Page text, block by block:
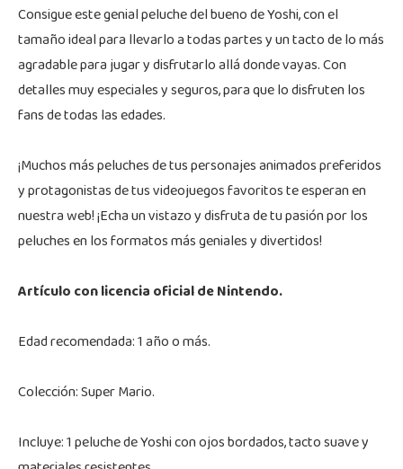
Consigue este genial peluche del bueno de Yoshi, con el
tamaño ideal para llevarlo a todas partes y un tacto de lo más
agradable para jugar y disfrutarlo allá donde vayas. Con
detalles muy especiales y seguros, para que lo disfruten los
fans de todas las edades.
¡Muchos más peluches de tus personajes animados preferidos
y protagonistas de tus videojuegos favoritos te esperan en
nuestra web! ¡Echa un vistazo y disfruta de tu pasión por los
peluches en los formatos más geniales y divertidos!
Artículo con licencia oficial de Nintendo.
Edad recomendada: 1 año o más.
Colección: Super Mario.
Incluye: 1 peluche de Yoshi con ojos bordados, tacto suave y